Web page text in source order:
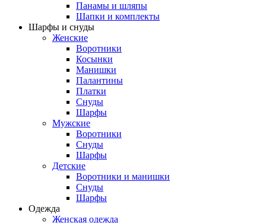
Панамы и шляпы
Шапки и комплекты
Шарфы и снуды
Женские
Воротники
Косынки
Манишки
Палантины
Платки
Снуды
Шарфы
Мужские
Воротники
Снуды
Шарфы
Детские
Воротники и манишки
Снуды
Шарфы
Одежда
Женская одежда